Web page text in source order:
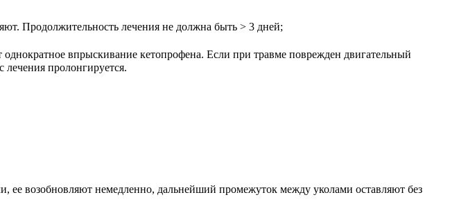
Продолжительность лечения не должна быть > 3 дней;
впрыскивание кетопрофена. Если при травме поврежден двигательный
пролонгируется.
возобновляют немедленно, дальнейший промежуток между уколами оставляют без